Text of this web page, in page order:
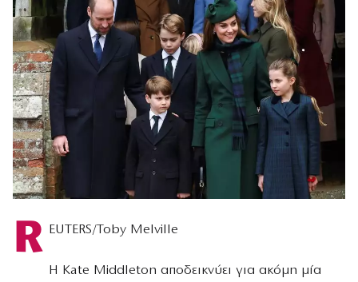
R EUTERS/Toby Melville
Η Kate Middleton αποδεικνύει για ακόμη μία